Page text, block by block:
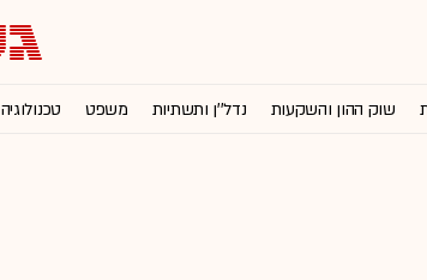
שוק ההון והשקעות נדל''ן ותשתיות משפט טכנולוגיה